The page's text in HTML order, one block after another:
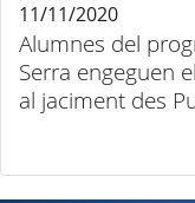
Alumnes del
Serra engeguen
al jaciment des
11/11/2020